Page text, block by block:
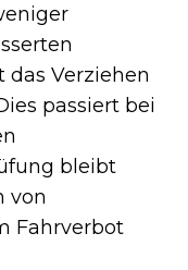
Verziehen
passiert bei
bleibt
von
Fahrverbot